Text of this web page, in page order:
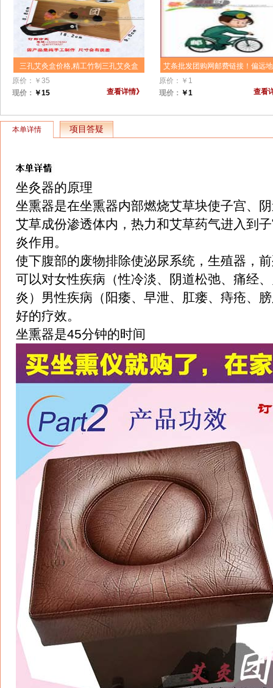
三孔艾灸盒价格,精工竹制三孔艾灸盒
批发,温灸腰腹背部竹灸盒,三眼灸盒,3
孔艾灸盒,温灸器补气通脉散结,艾灸盒
价格团购批发价格,艾灸盒选材认真,做
生产！
原价： ￥ 35
现价： ￥15 查看详情》
艾条批发团购网邮费链接！偏远
包邮 请主动拍此链接补齐邮费后
原价： ￥ 1
现价： ￥1 查看
本单详情 项目答疑
坐灸器的原理
坐熏器是在坐熏器内部燃烧艾草块使子宫、
艾草成份渗透体内，热力和艾草药气进入到
炎作用。
使下腹部的废物排除使泌尿系统，生殖器，
可以对女性疾病（性冷淡、阴道松弛、痛经
炎）男性疾病（阳痿、早泄、肛瘘、痔疮、
好的疗效。
坐熏器是45分钟的时间